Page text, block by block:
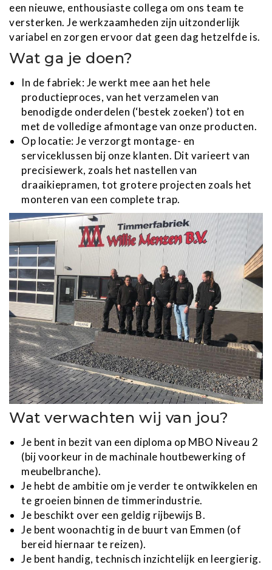
een nieuwe, enthousiaste collega om ons team te
versterken. Je werkzaamheden zijn uitzonderlijk
variabel en zorgen ervoor dat geen dag hetzelfde is.
Wat ga je doen?
In de fabriek: Je werkt mee aan het hele
productieproces, van het verzamelen van
benodigde onderdelen (‘bestek zoeken’) tot en
met de volledige afmontage van onze producten.
Op locatie: Je verzorgt montage- en
serviceklussen bij onze klanten. Dit varieert van
precisiewerk, zoals het nastellen van
draaikiepramen, tot grotere projecten zoals het
monteren van een complete trap.
Wat verwachten wij van jou?
Je bent in bezit van een diploma op MBO Niveau 2
(bij voorkeur in de machinale houtbewerking of
meubelbranche).
Je hebt de ambitie om je verder te ontwikkelen en
te groeien binnen de timmerindustrie.
Je beschikt over een geldig rijbewijs B.
Je bent woonachtig in de buurt van Emmen (of
bereid hiernaar te reizen).
Je bent handig, technisch inzichtelijk en leergierig.